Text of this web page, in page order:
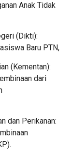
Anak Tidak
(Dikti):
Baru PTN,
(Kementan):
dari
dan Perikanan: